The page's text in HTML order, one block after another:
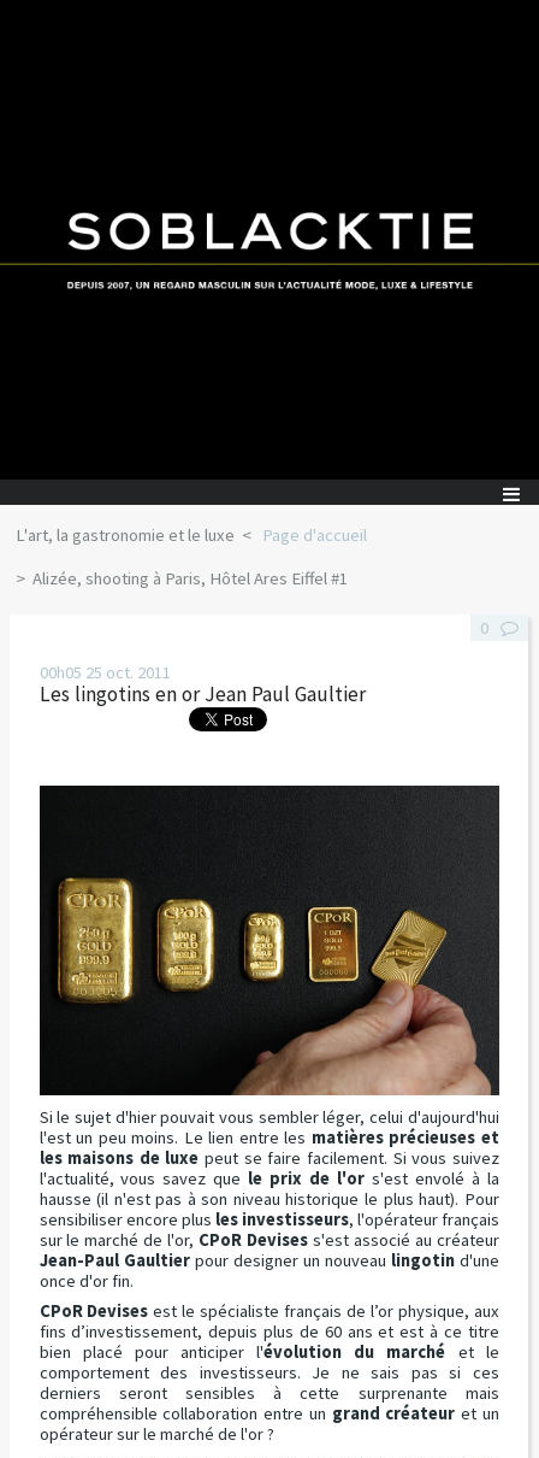
L'art, la gastronomie et le luxe
Page d'accueil
Alizée, shooting à Paris, Hôtel Ares Eiffel #1
00h05 25 oct. 2011
Les lingotins en or Jean Paul Gaultier
Si le sujet d'hier pouvait vous sembler léger, celui d'aujourd'hui
l'est un peu moins. Le lien entre les matières précieuses et
les maisons de luxe peut se faire facilement. Si vous suivez
l'actualité, vous savez que le prix de l'or s'est envolé à la
hausse (il n'est pas à son niveau historique le plus haut). Pour
sensibiliser encore plus les investisseurs, l'opérateur français
sur le marché de l'or, CPoR Devises s'est associé au créateur
Jean-Paul Gaultierpour designer un nouveau lingotind'une
once d'or fin.
CPoR Devises est le spécialiste français de l’or physique, aux
fins d’investissement, depuis plus de 60 ans et est à ce titre
bien placé pour anticiper l'évolution du marché et le
comportement des investisseurs. Je ne sais pas si ces
derniers seront sensibles à cette surprenante mais
compréhensible collaboration entre un grand créateur et un
opérateur sur le marché de l'or ?
0